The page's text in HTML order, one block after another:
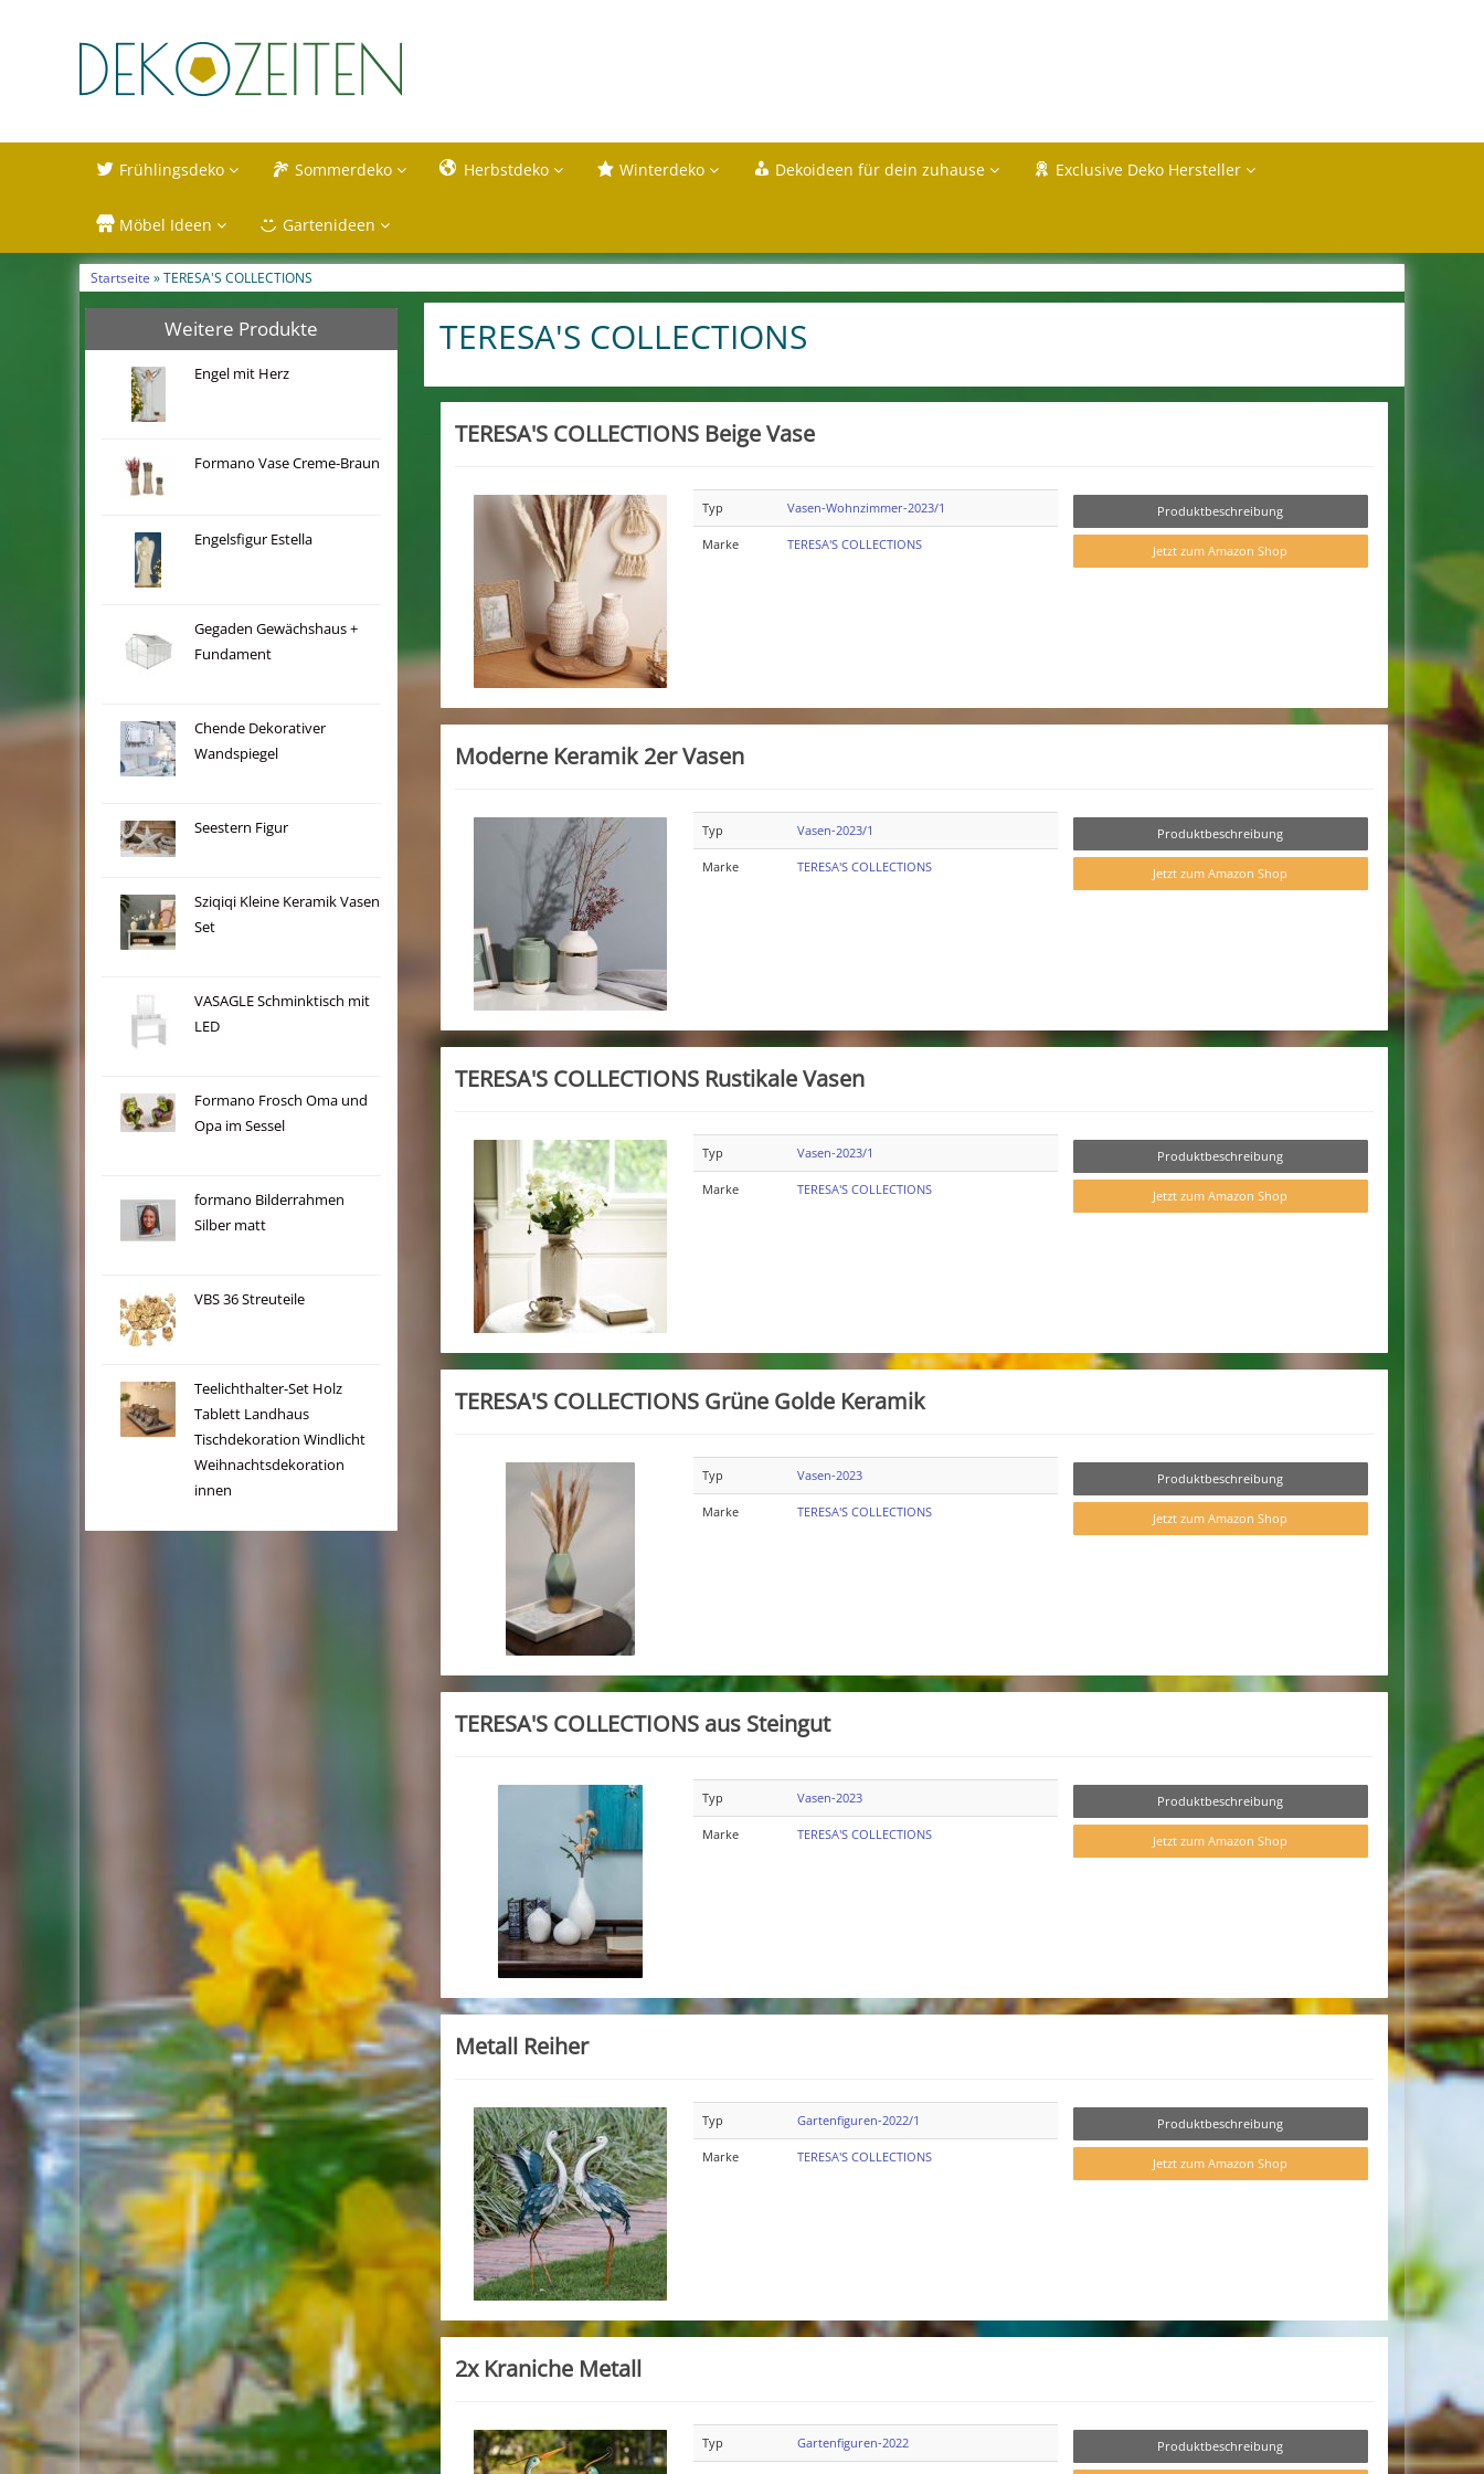
Frühlingsdeko Sommerdeko Herbstdeko Winterdeko Dekoideen für dein zuhause Exclusive Deko Hersteller
Möbel Ideen Gartenideen
Startseite » TERESA'S COLLECTIONS
Weitere Produkte
Engel mit Herz
Formano Vase Creme-Braun
Engelsfigur Estella
Gegaden Gewächshaus +
Fundament
Chende Dekorativer
Wandspiegel
Seestern Figur
Sziqiqi Kleine Keramik Vasen
Set
VASAGLE Schminktisch mit
LED
Formano Frosch Oma und
Opa im Sessel
formano Bilderrahmen
Silber matt
VBS 36 Streuteile
Teelichthalter-Set Holz
Tablett Landhaus
Tischdekoration Windlicht
Weihnachtsdekoration
innen
TERESA'S COLLECTIONS
TERESA'S COLLECTIONS Beige Vase
Typ Vasen-Wohnzimmer-2023/1
Marke TERESA'S COLLECTIONS
Produktbeschreibung
Jetzt zum Amazon Shop
Moderne Keramik 2er Vasen
Typ Vasen-2023/1
Marke TERESA'S COLLECTIONS
Produktbeschreibung
Jetzt zum Amazon Shop
TERESA'S COLLECTIONS Rustikale Vasen
Typ Vasen-2023/1
Marke TERESA'S COLLECTIONS
Produktbeschreibung
Jetzt zum Amazon Shop
TERESA'S COLLECTIONS Grüne Golde Keramik
Typ Vasen-2023
Marke TERESA'S COLLECTIONS
Produktbeschreibung
Jetzt zum Amazon Shop
TERESA'S COLLECTIONS aus Steingut
Typ Vasen-2023
Marke TERESA'S COLLECTIONS
Produktbeschreibung
Jetzt zum Amazon Shop
Metall Reiher
Typ Gartenfiguren-2022/1
Marke TERESA'S COLLECTIONS
Produktbeschreibung
Jetzt zum Amazon Shop
2x Kraniche Metall
Typ Gartenfiguren-2022 Produktbeschreibung